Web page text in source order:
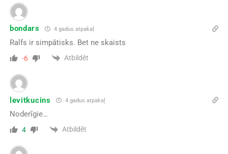
bondars 4 gadus atpakaļ
Ralfs ir simpātisks. Bet ne skaists
-6 Atbildēt
levitkucins 4 gadus atpakaļ
Noderīgie…
4 Atbildēt